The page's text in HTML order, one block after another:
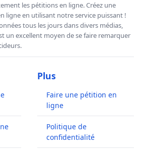
les pétitions en ligne. Créez une
ligne en utilisant notre service puissant !
tous les jours dans divers médias,
un excellent moyen de se faire remarquer
Plus
Faire une pétition en
ligne
Politique de
confidentialité